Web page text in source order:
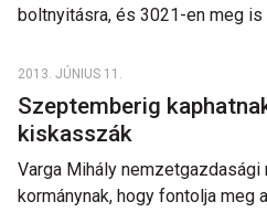
boltnyitásra, és 3021-en meg
2013. JÚNIUS 11.
Szeptemberig
kiskasszák
Varga Mihály
kormánynak, hogy fontolja meg